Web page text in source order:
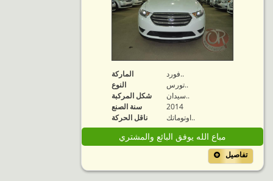
الماركة
فورد..
النوع
تورس..
شكل المركبة
سيدان..
سنة الصنع
2014
ناقل الحركة
اوتوماتك..
مباع الله يوفق البائع والمشتري
تفاصيل